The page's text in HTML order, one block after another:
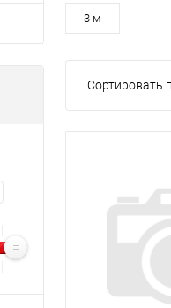
3 м
Сортировать